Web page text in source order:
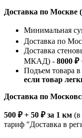
Доставка по
Минимальная
Доставка по
Доставка
МКАД) - 8000
Подъем товара
если товар
Доставка по
500 ₽ + 50 ₽ за 1 км (в
тариф "Доставка в